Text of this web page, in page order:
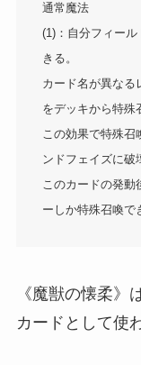
通常魔法
(1)：自分フィー
きる。
カード名が異なる
をデッキから特殊
この効果で特殊召
ンドフェイズに破
このカードの発動
ーしか特殊召喚で
《魔獣の懐柔》
カードとして使